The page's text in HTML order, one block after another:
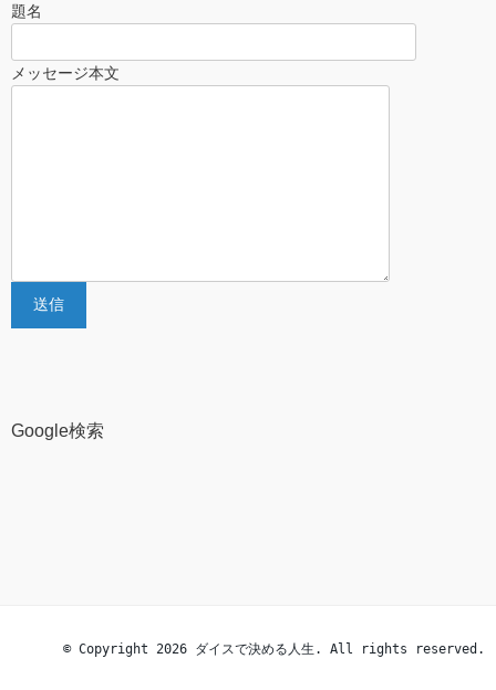
題名
メッセージ本文
Google検索
© Copyright 2026 ダイスで決める人生. All rights reserved.